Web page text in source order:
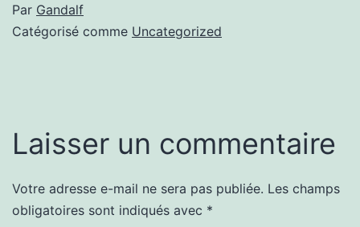
Par Gandalf
Catégorisé comme Uncategorized
Laisser un commentaire
Votre adresse e-mail ne sera pas publiée. Les champs
obligatoires sont indiqués avec *